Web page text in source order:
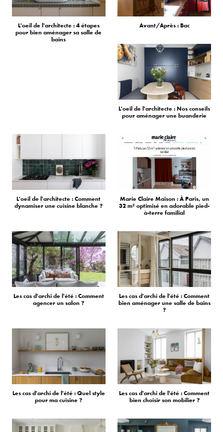
L'oeil de l'architecte : 4 étapes
pour bien aménager sa salle de
bains
Avant/Après : Bac
L'oeil de l'architecte : Nos conseils
pour aménager une buanderie
L'oeil de l'architecte : Comment
dynamiser une cuisine blanche ?
Marie Claire Maison : À Paris, un
32 m² optimisé en adorable pied-
à-terre familial
Les cas d'archi de l'été : Comment
agencer un salon ?
Les cas d'archi de l'été : Comment
bien aménager une salle de bains
?
Les cas d'archi de l'été : Quel style
pour ma cuisine ?
Les cas d'archi de l'été : Comment
bien choisir son mobilier ?